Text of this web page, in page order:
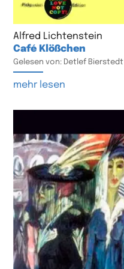
Alfred Lichtenstein
Café Klößchen
Gelesen von: Detlef Bierstedt
mehr lesen